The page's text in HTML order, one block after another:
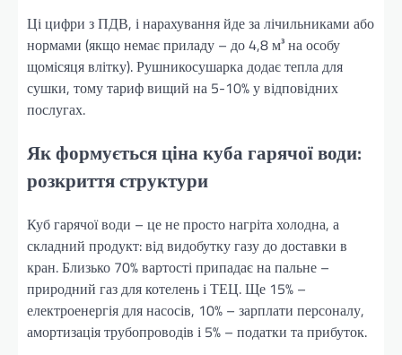
Ці цифри з ПДВ, і нарахування йде за лічильниками або
нормами (якщо немає приладу – до 4,8 м³ на особу
щомісяця влітку). Рушникосушарка додає тепла для
сушки, тому тариф вищий на 5-10% у відповідних
послугах.
Як формується ціна куба гарячої води:
розкриття структури
Куб гарячої води – це не просто нагріта холодна, а
складний продукт: від видобутку газу до доставки в
кран. Близько 70% вартості припадає на пальне –
природний газ для котелень і ТЕЦ. Ще 15% –
електроенергія для насосів, 10% – зарплати персоналу,
амортизація трубопроводів і 5% – податки та прибуток.